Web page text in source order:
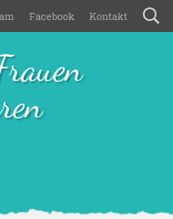
Facebook Kontakt